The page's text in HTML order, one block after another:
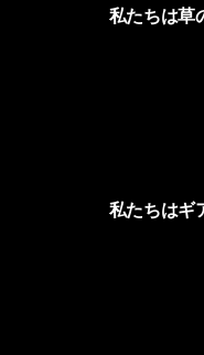
私たちは草
私たちはギ